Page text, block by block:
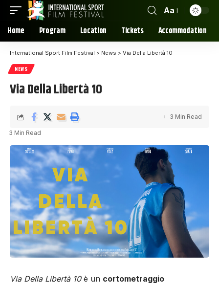
Aa
Home Program Location Tickets Accommodation
International Sport Film Festival > News > Via Della Libertà 10
NEWS
Via Della Libertà 10
3 Min Read
3 Min Read
Via Della Libertà 10è un cortometraggio